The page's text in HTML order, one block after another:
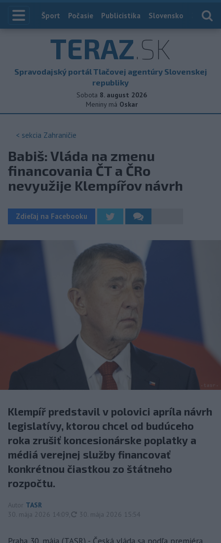
Index
Šport Počasie Publicistika Slovensko
TERAZ.SK
Spravodajský portál Tlačovej agentúry Slovenskej
republiky
Sobota 8. august 2026
Meniny má Oskar
< sekcia Zahraničie
Babiš: Vláda na zmenu
financovania ČT a ČRo
nevyužije Klempířov návrh
Zdieľaj na Facebooku
Klempíř predstavil v polovici apríla návrh
legislatívy, ktorou chcel od budúceho
roka zrušiť koncesionárske poplatky a
médiá verejnej služby financovať
konkrétnou čiastkou zo štátneho
rozpočtu.
Autor TASR
30. mája 2026 14:09
aktualizované
30. mája 2026 15:54